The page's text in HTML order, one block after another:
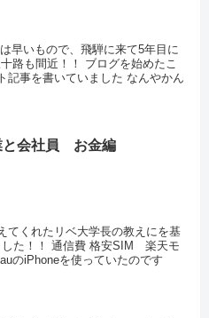
早いもので、飛騨に来て5年目に
路も間近！！ ブログを始めたこ
記事を書いていました なんやかん
と会社員 お金編
てくれたリベ大学長の教えにを基
した！！ 通信費 格安SIM 楽天モ
のiPhoneを使っていたのです